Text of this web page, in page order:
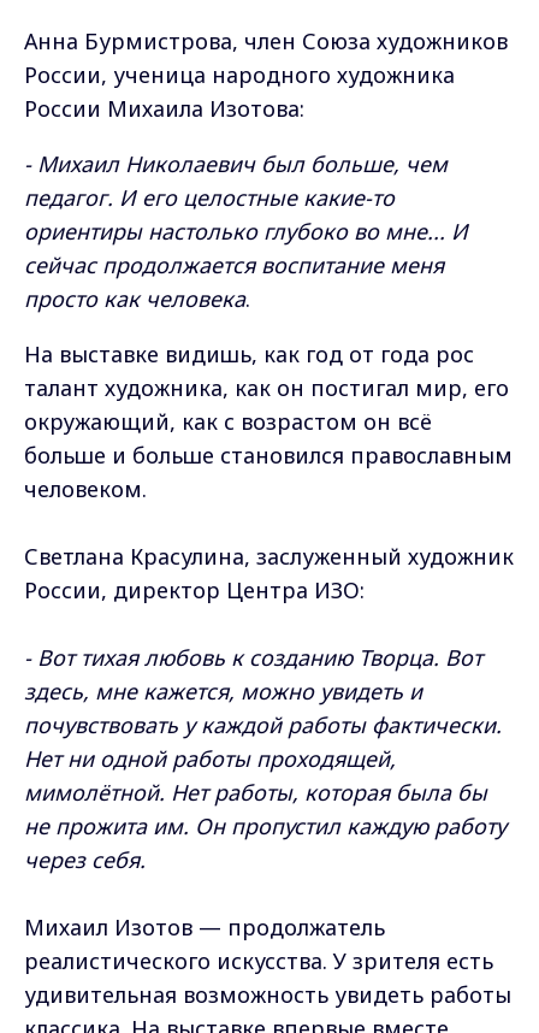
Анна Бурмистрова, член Союза художников
России, ученица народного художника
России Михаила Изотова:
- Михаил Николаевич был больше, чем
педагог. И его целостные какие-то
ориентиры настолько глубоко во мне... И
сейчас продолжается воспитание меня
просто как человека.
На выставке видишь, как год от года рос
талант художника, как он постигал мир, его
окружающий, как с возрастом он всё
больше и больше становился православным
человеком.
Светлана Красулина, заслуженный художник
России, директор Центра ИЗО:
- Вот тихая любовь к созданию Творца. Вот
здесь, мне кажется, можно увидеть и
почувствовать у каждой работы фактически.
Нет ни одной работы проходящей,
мимолётной. Нет работы, которая была бы
не прожита им. Он пропустил каждую работу
через себя.
Михаил Изотов — продолжатель
реалистического искусства. У зрителя есть
удивительная возможность увидеть работы